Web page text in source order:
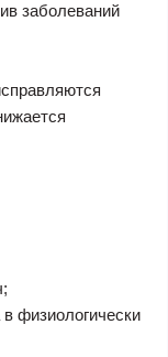
заболеваний
физиологически